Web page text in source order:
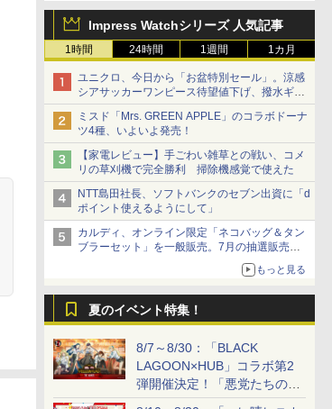
週末セール」で50％ポイント
還元！
Impress Watchシリーズ 人気記事
1時間 24時間 1週間 1カ月
ユニクロ、今日から「お盆特別セール」。涼感
シアサッカーワンピース待望値下げ、撥水ギア
ショーツは1990円に
ミスド「Mrs. GREEN APPLE」のコラボドーナ
ツ4種、いよいよ発売！
【家電レビュー】手ごわい雑草との戦い、コメ
リの草刈機で完全勝利 掃除機感覚で使えた
NTT島田社長、ソフトバンクのセブン出資に「d
ポイント使えるようにして」
カルディ、オンライン限定「ネコバッグ＆タン
ブラーセット」を一般販売。7月の抽選販売の
もっと見る
夏のイベント特集！
8/7～8/30：「BLACK
LAGOON×HUB」コラボ第2
弾開催決定！「悪党たちの休
日」がテーマに